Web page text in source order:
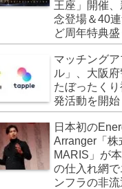
王座」開催
念登場＆40
ど周年特典盛
マッチング
ル」、大阪
たぼったく
発活動を開始
日本初の
Arranger「株
MARIS」が
の仕入れ網
ンフラの非